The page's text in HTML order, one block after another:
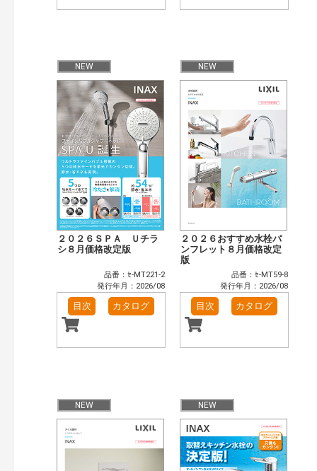
検索
NEW
２０２６ＳＰＡ Ｕチラ
シ８月価格改定版
品番：ｾ-MT221-2
発行年月：2026/08
目次 カタログ
NEW
２０２６おすすめ水栓パ
ンフレット８月価格改定
版
品番：ｾ-MT59-8
発行年月：2026/08
目次 カタログ
NEW NEW